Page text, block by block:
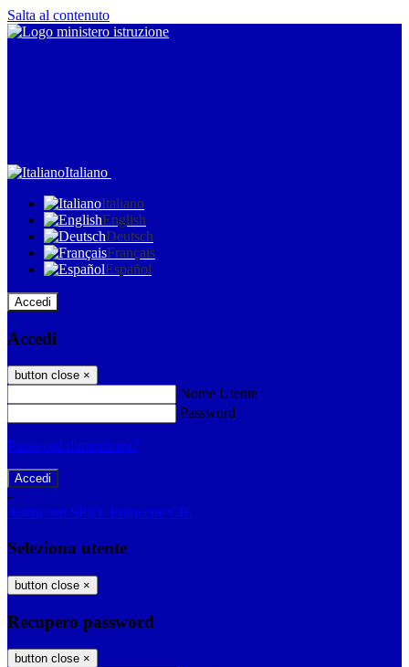
Salta al contenuto
Italiano
Italiano
English
Deutsch
Français
Español
Accedi
Accedi
button close ×
Nome Utente
Password
Password dimenticata?
-
Entra con SPID Entra con CIE
Seleziona utente
button close ×
Recupero password
button close ×